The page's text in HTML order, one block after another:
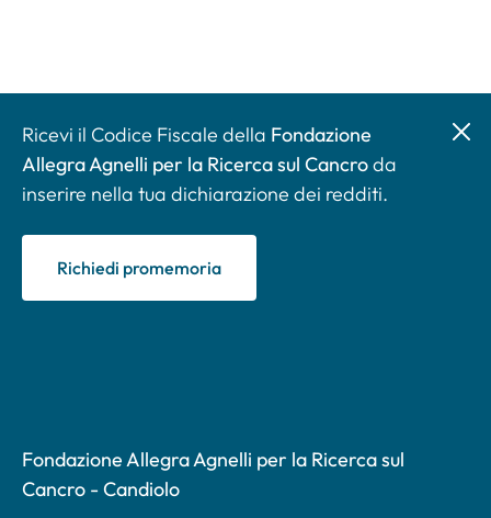
Ricevi il Codice Fiscale della Fondazione
Allegra Agnelli per la Ricerca sul Cancroda
inserire nella tua dichiarazione dei redditi.
Richiedi promemoria
Fondazione Allegra Agnelli per la Ricerca sul
Cancro - Candiolo